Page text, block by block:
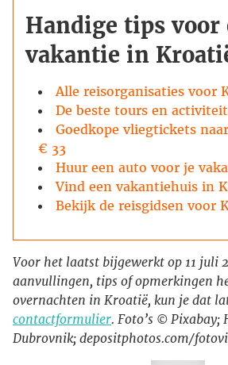
Handige tips voor
vakantie in
Alle reisorganisaties voor
De beste tours en
Goedkope vliegtickets
€ 33
Huur een auto voor je
Vind een vakantiehuis in
Bekijk de reisgidsen voor
Voor het laatst bijgewerkt op 11 juli
aanvullingen, tips of opmerkingen
overnachten in Kroatië, kun je dat
contactformulier. Foto’s © Pixabay;
Dubrovnik; depositphotos.com/